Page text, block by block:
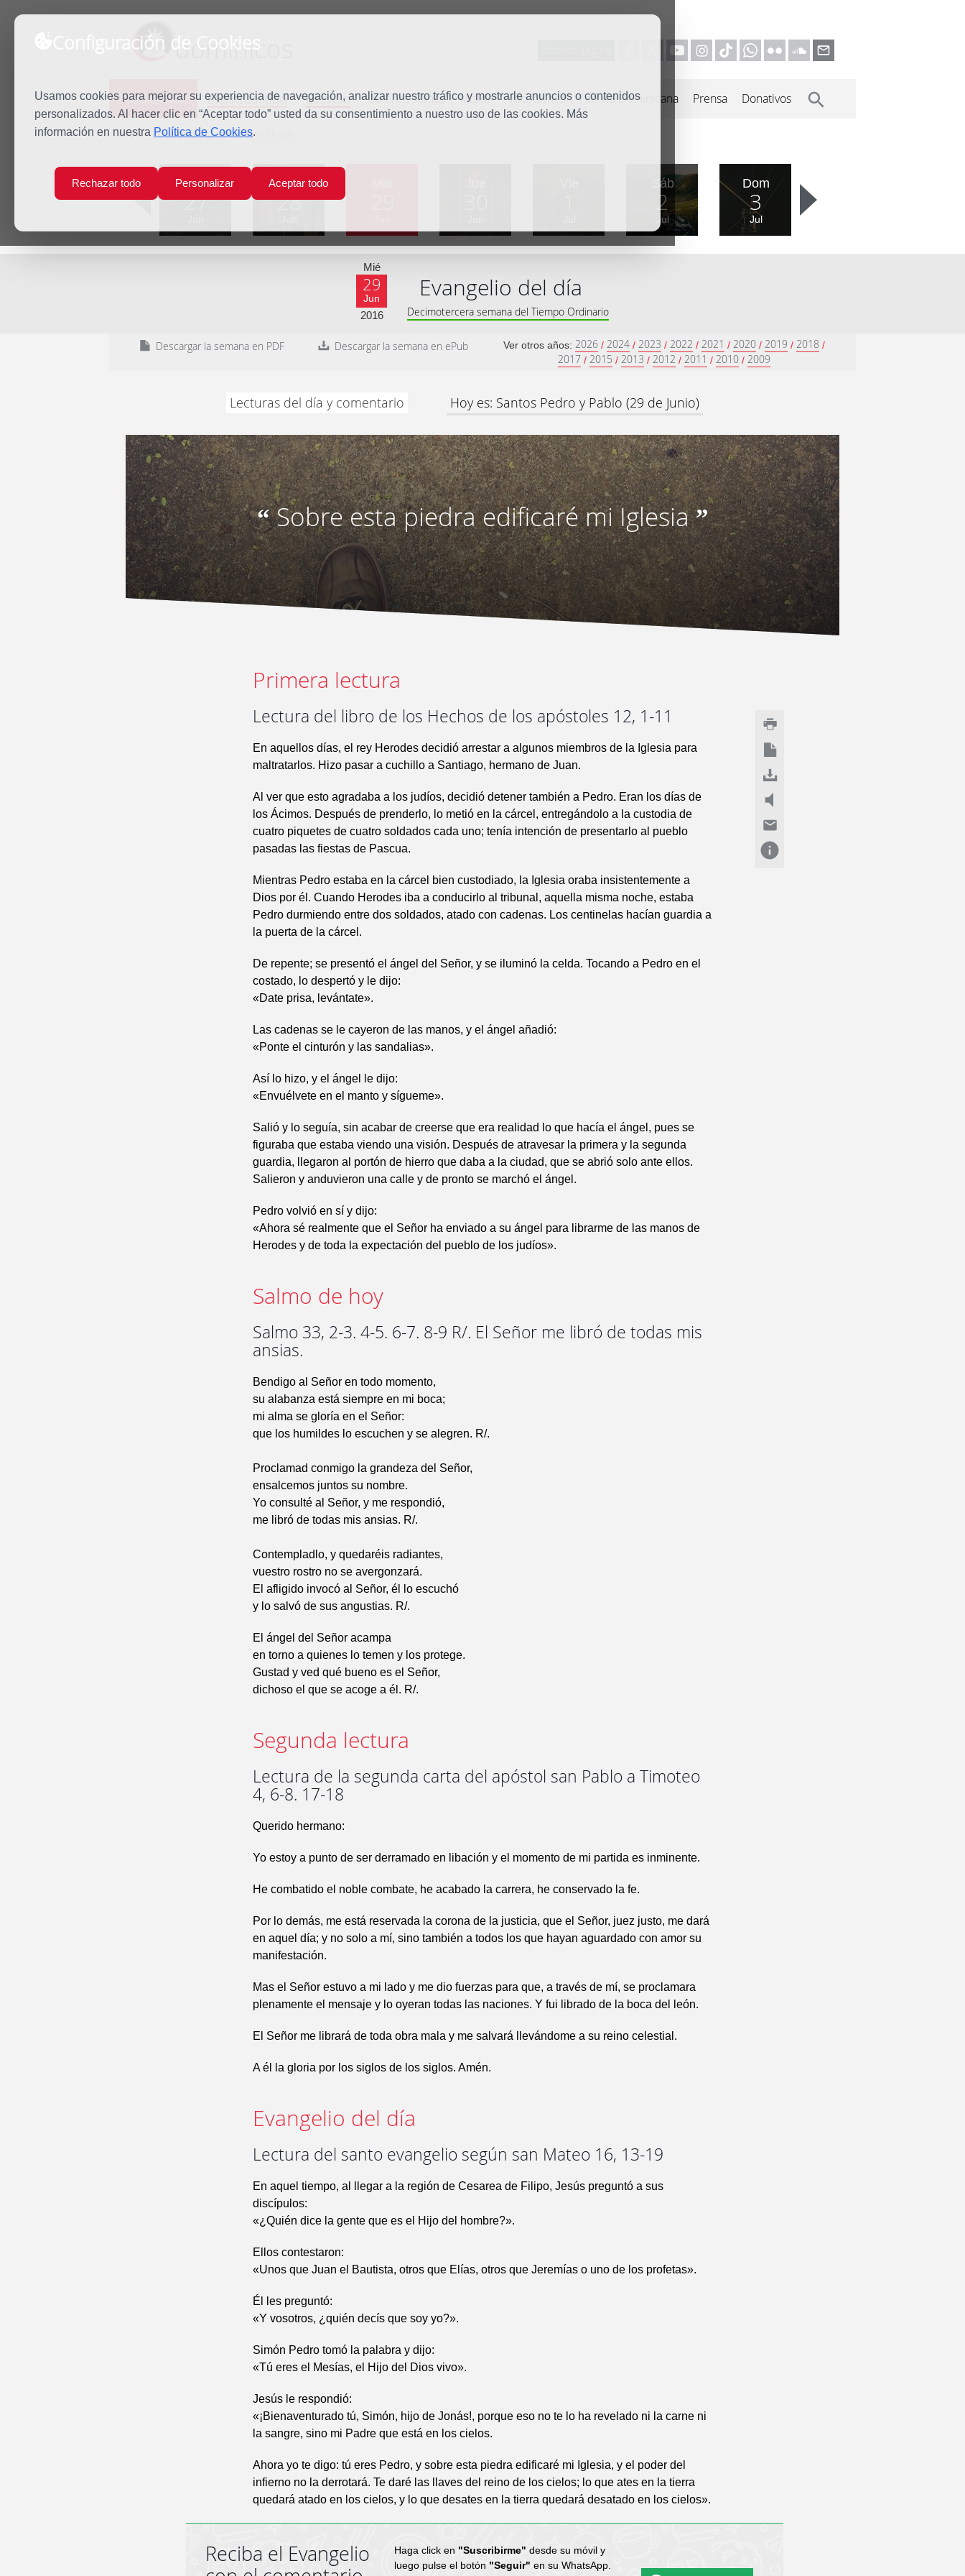
Configuración de Cookies
Usamos cookies para mejorar su experiencia de navegación, analizar nuestro tráfico y mostrarle anuncios o contenidos
personalizados. Al hacer clic en “Aceptar todo” usted da su consentimiento a nuestro uso de las cookies. Más
información en nuestra Política de Cookies.
Rechazar todo Personalizar Aceptar todo
dominicos
Predicación Espiritualidad Estudio Quiénes somos Misión Vocaciones Familia Dominicana Prensa Donativos
Inicio Predicación Santos Pedro y Pablo
Lun
27
Mar
28
Sáb
2
Jul
Dom
3
Jul
Mié
29
Jun
2016
Evangelio del día
Decimotercera semana del Tiempo Ordinario
Descargar la semana en PDF Descargar la semana en ePub Ver otros años: 2026 / 2024 / 2023 / 2022 / 2021 / 2020 / 2019 / 2018 /
2017 / 2015 / 2013 / 2012 / 2011 / 2010 / 2009
Lecturas del día y comentario Hoy es: Santos Pedro y Pablo (29 de Junio)
“Sobre esta piedra edificaré mi Iglesia”
Primera lectura
Lectura del libro de los Hechos de los apóstoles 12, 1-11
En aquellos días, el rey Herodes decidió arrestar a algunos miembros de la Iglesia para
maltratarlos. Hizo pasar a cuchillo a Santiago, hermano de Juan.
Al ver que esto agradaba a los judíos, decidió detener también a Pedro. Eran los días de
los Ácimos. Después de prenderlo, lo metió en la cárcel, entregándolo a la custodia de
cuatro piquetes de cuatro soldados cada uno; tenía intención de presentarlo al pueblo
pasadas las fiestas de Pascua.
Mientras Pedro estaba en la cárcel bien custodiado, la Iglesia oraba insistentemente a
Dios por él. Cuando Herodes iba a conducirlo al tribunal, aquella misma noche, estaba
Pedro durmiendo entre dos soldados, atado con cadenas. Los centinelas hacían guardia a
la puerta de la cárcel.
De repente; se presentó el ángel del Señor, y se iluminó la celda. Tocando a Pedro en el
costado, lo despertó y le dijo:
«Date prisa, levántate».
Las cadenas se le cayeron de las manos, y el ángel añadió:
«Ponte el cinturón y las sandalias».
Así lo hizo, y el ángel le dijo:
«Envuélvete en el manto y sígueme».
Salió y lo seguía, sin acabar de creerse que era realidad lo que hacía el ángel, pues se
figuraba que estaba viendo una visión. Después de atravesar la primera y la segunda
guardia, llegaron al portón de hierro que daba a la ciudad, que se abrió solo ante ellos.
Salieron y anduvieron una calle y de pronto se marchó el ángel.
Pedro volvió en sí y dijo:
«Ahora sé realmente que el Señor ha enviado a su ángel para librarme de las manos de
Herodes y de toda la expectación del pueblo de los judíos».
Salmo de hoy
Salmo 33, 2-3. 4-5. 6-7. 8-9 R/. El Señor me libró de todas mis
ansias.
Bendigo al Señor en todo momento,
su alabanza está siempre en mi boca;
mi alma se gloría en el Señor:
que los humildes lo escuchen y se alegren. R/.
Proclamad conmigo la grandeza del Señor,
ensalcemos juntos su nombre.
Yo consulté al Señor, y me respondió,
me libró de todas mis ansias. R/.
Contempladlo, y quedaréis radiantes,
vuestro rostro no se avergonzará.
El afligido invocó al Señor, él lo escuchó
y lo salvó de sus angustias. R/.
El ángel del Señor acampa
en torno a quienes lo temen y los protege.
Gustad y ved qué bueno es el Señor,
dichoso el que se acoge a él. R/.
Segunda lectura
Lectura de la segunda carta del apóstol san Pablo a Timoteo
4, 6-8. 17-18
Querido hermano:
Yo estoy a punto de ser derramado en libación y el momento de mi partida es inminente.
He combatido el noble combate, he acabado la carrera, he conservado la fe.
Por lo demás, me está reservada la corona de la justicia, que el Señor, juez justo, me dará
en aquel día; y no solo a mí, sino también a todos los que hayan aguardado con amor su
manifestación.
Mas el Señor estuvo a mi lado y me dio fuerzas para que, a través de mí, se proclamara
plenamente el mensaje y lo oyeran todas las naciones. Y fui librado de la boca del león.
El Señor me librará de toda obra mala y me salvará llevándome a su reino celestial.
A él la gloria por los siglos de los siglos. Amén.
Evangelio del día
Lectura del santo evangelio según san Mateo 16, 13-19
En aquel tiempo, al llegar a la región de Cesarea de Filipo, Jesús preguntó a sus
discípulos:
«¿Quién dice la gente que es el Hijo del hombre?».
Ellos contestaron:
«Unos que Juan el Bautista, otros que Elías, otros que Jeremías o uno de los profetas».
Él les preguntó:
«Y vosotros, ¿quién decís que soy yo?».
Simón Pedro tomó la palabra y dijo:
«Tú eres el Mesías, el Hijo del Dios vivo».
Jesús le respondió:
«¡Bienaventurado tú, Simón, hijo de Jonás!, porque eso no te lo ha revelado ni la carne ni
la sangre, sino mi Padre que está en los cielos.
Ahora yo te digo: tú eres Pedro, y sobre esta piedra edificaré mi Iglesia, y el poder del
infierno no la derrotará. Te daré las llaves del reino de los cielos; lo que ates en la tierra
quedará atado en los cielos, y lo que desates en la tierra quedará desatado en los cielos».
Reciba el Evangelio
Haga click en "Suscribirme" desde su móvil y
luego pulse el botón "Seguir" en su WhatsApp.